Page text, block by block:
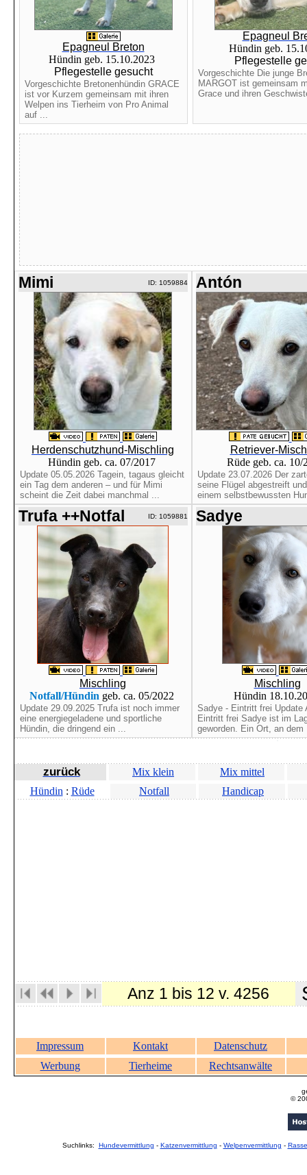
Epagneul Breton
Hündin geb. 15.10.2023
Pflegestelle gesucht
Vorgeschichte Bretonenhündin GRACE
ist vor Kurzem gemeinsam mit ihren
Welpen ins Tierheim von Pro Animal
auf ...
Epagneul
Hündin geb.
Pflegestelle
Vorgeschichte Die junge
MARGOT ist gemeinsam
Grace und ihren
Mimi ID: 1059884
Herdenschutzhund-Mischling
Hündin geb. ca. 07/2017
Update 05.05.2026 Tagein, tagaus gleicht
ein Tag dem anderen – und für Mimi
scheint die Zeit dabei manchmal ...
Antón
Retriever-
Rüde geb. ca.
Update 23.07.2026 Der
seine Flügel abgestreift
einem selbstbewussten
Trufa ++Notfal ID: 1059881
Mischling
Notfall/Hündin geb. ca. 05/2022
Update 29.09.2025 Trufa ist noch immer
eine energiegeladene und sportliche
Hündin, die dringend ein ...
Sadye
Mischling
Hündin
Sadye - Eintritt frei Update
Eintritt frei Sadye ist im
geworden. Ein Ort, an dem
zurück Mix klein
Mix mittel
Hündin : Rüde Notfall Handicap
Anz 1 bis 12 v. 4256
Impressum Kontakt
Datenschutz
Werbung
Tierheime Rechtsanwälte
©
Suchlinks: Hundevermittlung - Katzenvermittlung - Welpenvermittlung -